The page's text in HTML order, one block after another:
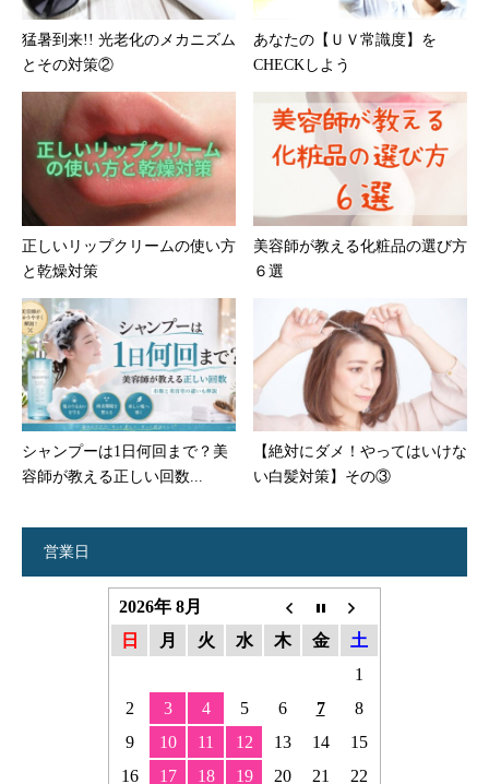
猛暑到来!! 光老化のメカニズム
とその対策②
あなたの【ＵＶ常識度】を
CHECKしよう
正しいリップクリームの使い方
と乾燥対策
美容師が教える化粧品の選び方
６選
シャンプーは1日何回まで？美
容師が教える正しい回数...
【絶対にダメ！やってはいけな
い白髪対策】その③
営業日
2026年 8月
日
月 火 水 木 金
土
1
2
3 4 5 6 7
8
9
10 11 12 13 14
15
16
17 18 19 20 21
22